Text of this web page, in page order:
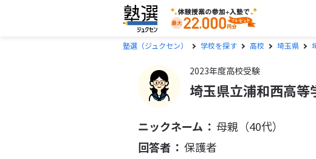
塾選（ジュクセン） 学校を探す 高校 埼玉県
2023年度高校受験
埼玉県立浦和西高
ニックネーム
母親（40代）
回答者
保護者